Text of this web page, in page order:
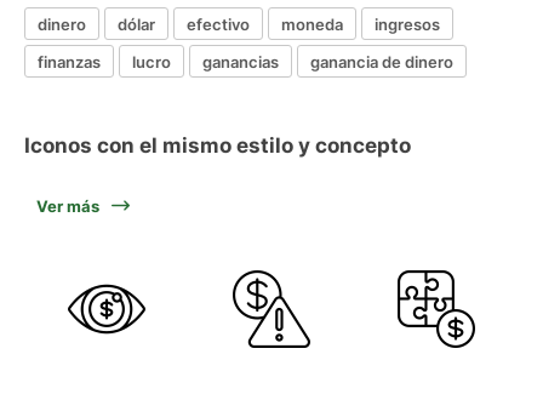
dinero dólar efectivo moneda
ingresos
finanzas
lucro ganancias ganancia de dinero
Iconos con el mismo estilo y concepto
Ver más